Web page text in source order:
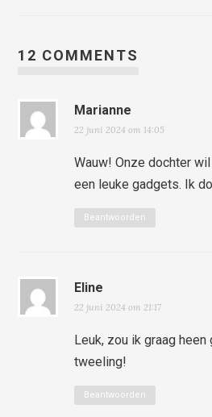
12 COMMENTS
Marianne
22 juni 2024 om 14:05
Wauw! Onze dochter
een leuke gadgets. Ik
Beantwoorden
Eline
22 juni 2024 om 21:17
Leuk, zou ik graag heen
tweeling!
Beantwoorden